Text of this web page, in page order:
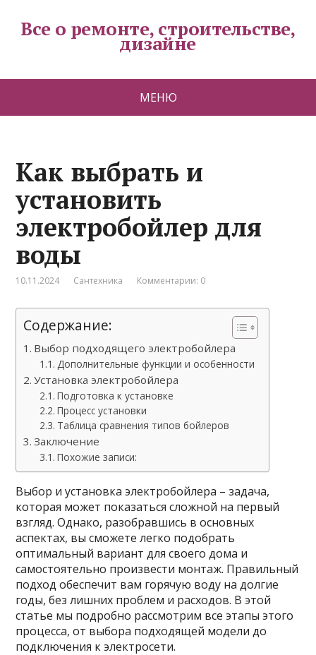
Все о ремонте, строительстве,
дизайне
МЕНЮ
Как выбрать и
установить
электробойлер для
воды
10.11.2024 Сантехника Комментарии: 0
Содержание:
Выбор подходящего электробойлера
Дополнительные функции и особенности
Установка электробойлера
Подготовка к установке
Процесс установки
Таблица сравнения типов бойлеров
Заключение
Похожие записи:
Выбор и установка электробойлера – задача,
которая может показаться сложной на первый
взгляд. Однако, разобравшись в основных
аспектах, вы сможете легко подобрать
оптимальный вариант для своего дома и
самостоятельно произвести монтаж. Правильный
подход обеспечит вам горячую воду на долгие
годы, без лишних проблем и расходов. В этой
статье мы подробно рассмотрим все этапы этого
процесса, от выбора подходящей модели до
подключения к электросети.